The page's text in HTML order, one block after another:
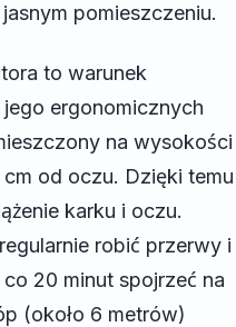
pomieszczeniu.
to warunek
ergonomicznych
na wysokości
od oczu. Dzięki temu
karku i oczu.
robić przerwy i
20 minut spojrzeć na
(około 6 metrów)